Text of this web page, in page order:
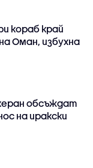
кораб край
Оман, избухна
обсъждат
на иракски